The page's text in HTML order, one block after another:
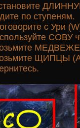
по ступеням.
с Ури
СОВУ
ЩИПЦЫ